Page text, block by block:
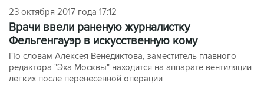
23 октября 2017 года 17:12
Врачи ввели раненую журналистку
Фельгенгауэр в искусственную кому
По словам Алексея Венедиктова, заместитель главного
редактора "Эха Москвы" находится на аппарате вентиляции
легких после перенесенной операции